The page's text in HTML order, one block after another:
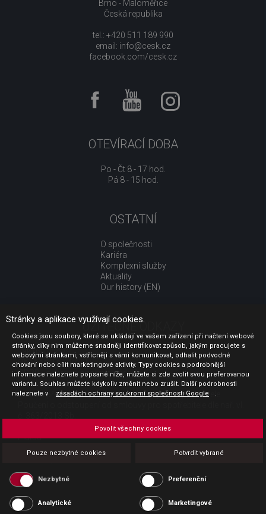
Brno - Maloměřice
Česká republika
tel.: +420 511 189 990
email: info@cesk.cz
facebook.com/cesk.cz
OTEVÍRACÍ DOBA
Po - Čt 8 - 17 hod.
Pá 8 - 15 hod.
OSTATNÍ
O společnosti
Kariéra
Komplexní služby
Aktuality
Our history (EN)
UŽITEČNÉ ODKAZY
Jak nakupovat
Obchodní podmínky
GDPR - ochrana osobních údajů
Profil zadavatele
Sdělení před uzavřením kupní smlouvy pro spotřebitele
Platba
Povinná publicita
Stránky a aplikace využívají cookies.
Cookies jsou soubory, které se ukládají ve vašem zařízení při načtení webové
stránky, díky nim můžeme snadněji identifikovat způsob, jakým pracujete s
webovými stránkami, vstřícněji s vámi komunikovat, odhalit podvodné
chování nebo cílit marketingové aktivity. Typy cookies a podrobnější
informace naleznete popsané níže, můžete si zde zvolit svou preferovanou
variantu. Souhlas můžete kdykoliv změnit nebo zrušit. Další podrobnosti
naleznete v
zásadách ochrany soukromí společnosti Google .
Pouze nezbytné cookies Potvrdit vybrané
Povolit všechny cookies
Nezbytné Preferenční
Analytické Marketingové